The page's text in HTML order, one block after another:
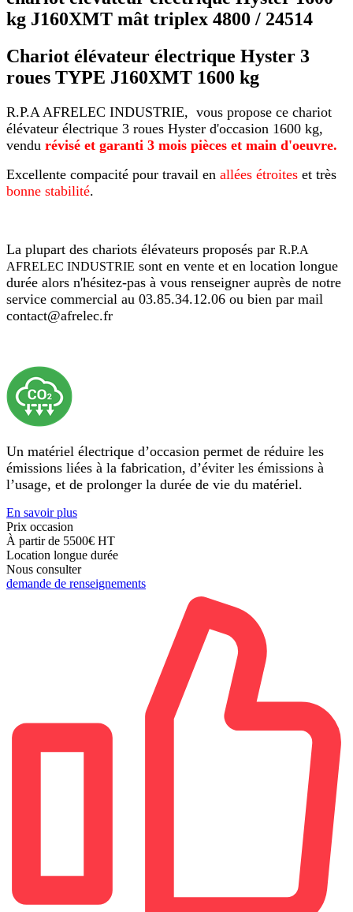
kg J160XMT mât triplex 4800 / 24514
Chariot élévateur électrique Hyster 3
roues TYPE J160XMT 1600 kg
R.P.A AFRELEC INDUSTRIE, vous propose ce chariot
élévateur électrique 3 roues Hyster d'occasion 1600 kg,
vendu révisé et garanti 3 mois pièces et main d'oeuvre.
Excellente compacité pour travail en allées étroites et très
bonne stabilité.
La plupart des chariots élévateurs proposés par R.P.A
AFRELEC INDUSTRIE sont en vente et en location longue
durée alors n'hésitez-pas à vous renseigner auprès de notre
service commercial au 03.85.34.12.06 ou bien par mail
contact@afrelec.fr
Un matériel électrique d’occasion permet de réduire les
émissions liées à la fabrication, d’éviter les émissions à
l’usage, et de prolonger la durée de vie du matériel.
En savoir plus
Prix occasion
À partir de 5500€ HT
Location longue durée
Nous consulter
demande de renseignements